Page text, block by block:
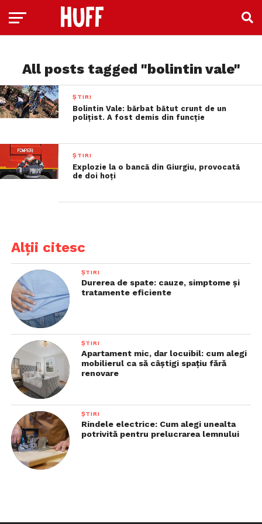
All posts tagged "bolintin vale"
ȘTIRI
Bolintin Vale: bărbat bătut crunt de un
polițist. A fost demis din funcție
ȘTIRI
Explozie la o bancă din Giurgiu, provocată
de doi hoți
Alții citesc
ȘTIRI
Durerea de spate: cauze, simptome și
tratamente eficiente
ȘTIRI
Apartament mic, dar locuibil: cum alegi
mobilierul ca să câștigi spațiu fără
renovare
ȘTIRI
Rindele electrice: Cum alegi unealta
potrivită pentru prelucrarea lemnului